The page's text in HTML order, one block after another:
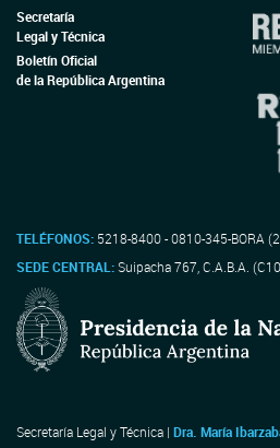
Secretaría
Legal y Técnica
Boletín Oficial
de la República Argentina
TELÉFONOS: 5218-8400 - 0810-345-BORA
SEDE CENTRAL:Suipacha 767, C.A.B.A.
Secretaría Legal y Técnica | Dra. María